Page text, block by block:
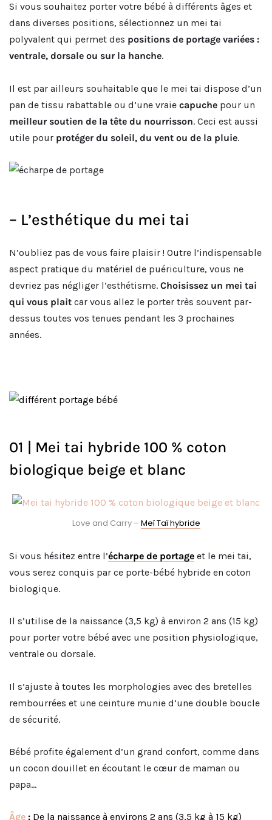
Si vous souhaitez porter votre bébé à différents âges et
dans diverses positions, sélectionnez un mei tai
polyvalent qui permet des positions de portage variées :
ventrale, dorsale ou sur la hanche.
Il est par ailleurs souhaitable que le mei tai dispose d’un
pan de tissu rabattable ou d’une vraie capuche pour un
meilleur soutien de la tête du nourrisson. Ceci est aussi
utile pour protéger du soleil, du vent ou de la pluie.
– L’esthétique du mei tai
N’oubliez pas de vous faire plaisir ! Outre l’indispensable
aspect pratique du matériel de puériculture, vous ne
devriez pas négliger l’esthétisme. Choisissez un mei tai
qui vous plait car vous allez le porter très souvent par-
dessus toutes vos tenues pendant les 3 prochaines
années.
01 | Mei tai hybride 100 % coton
biologique beige et blanc
Love and Carry – Meï Taï hybride
Si vous hésitez entre l’écharpe de portage et le mei tai,
vous serez conquis par ce porte-bébé hybride en coton
biologique.
Il s’utilise de la naissance (3,5 kg) à environ 2 ans (15 kg)
pour porter votre bébé avec une position physiologique,
ventrale ou dorsale.
Il s’ajuste à toutes les morphologies avec des bretelles
rembourrées et une ceinture munie d’une double boucle
de sécurité.
Bébé profite également d’un grand confort, comme dans
un cocon douillet en écoutant le cœur de maman ou
papa…
Âge : De la naissance à environs 2 ans (3,5 kg à 15 kg)